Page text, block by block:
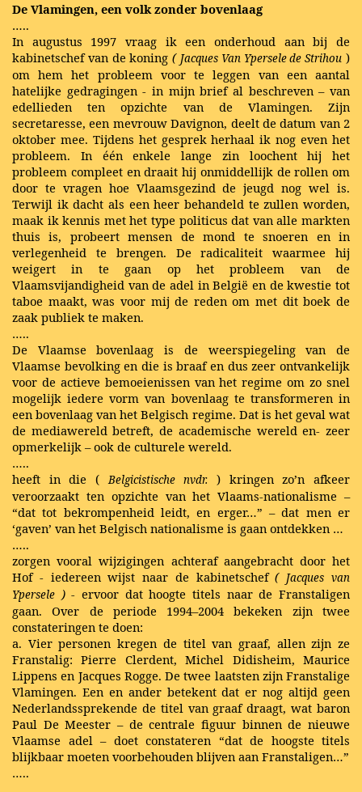
De Vlamingen, een volk zonder bovenlaag
…..
In augustus 1997 vraag ik een onderhoud aan bij de
kabinetschef van de koning( Jacques Van Ypersele de Strihou )
om hem het probleem voor te leggen van een aantal
hatelijke gedragingen - in mijn brief al beschreven – van
edellieden ten opzichte van de Vlamingen. Zijn
secretaresse, een mevrouw Davignon, deelt de datum van 2
oktober mee. Tijdens het gesprek herhaal ik nog even het
probleem. In één enkele lange zin loochent hij het
probleem compleet en draait hij onmiddellijk de rollen om
door te vragen hoe Vlaamsgezind de jeugd nog wel is.
Terwijl ik dacht als een heer behandeld te zullen worden,
maak ik kennis met het type politicus dat van alle markten
thuis is, probeert mensen de mond te snoeren en in
verlegenheid te brengen. De radicaliteit waarmee hij
weigert in te gaan op het probleem van de
Vlaamsvijandigheid van de adel in België en de kwestie tot
taboe maakt, was voor mij de reden om met dit boek de
zaak publiek te maken.
…..
De Vlaamse bovenlaag is de weerspiegeling van de
Vlaamse bevolking en die is braaf en dus zeer ontvankelijk
voor de actieve bemoeienissen van het regime om zo snel
mogelijk iedere vorm van bovenlaag te transformeren in
een bovenlaag van het Belgisch regime. Dat is het geval wat
de mediawereld betreft, de academische wereld en- zeer
opmerkelijk – ook de culturele wereld.
…..
heeft in die ( Belgicistische nvdr.
) kringen zo’n afkeer
veroorzaakt ten opzichte van het Vlaams-nationalisme –
“dat tot bekrompenheid leidt, en erger…” – dat men er
‘gaven’ van het Belgisch nationalisme is gaan ontdekken …
…..
zorgen vooral wijzigingen achteraf aangebracht door het
Hof - iedereen wijst naar de kabinetschef( Jacques van
Ypersele ) - ervoor dat hoogte titels naar de Franstaligen
gaan. Over de periode 1994–2004 bekeken zijn twee
constateringen te doen:
a. Vier personen kregen de titel van graaf, allen zijn ze
Franstalig: Pierre Clerdent, Michel Didisheim, Maurice
Lippens en Jacques Rogge. De twee laatsten zijn Franstalige
Vlamingen. Een en ander betekent dat er nog altijd geen
Nederlandssprekende de titel van graaf draagt, wat baron
Paul De Meester – de centrale figuur binnen de nieuwe
Vlaamse adel – doet constateren “dat de hoogste titels
blijkbaar moeten voorbehouden blijven aan Franstaligen…”
…..